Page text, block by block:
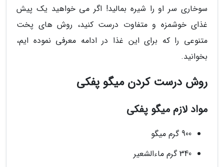
سوخاری سر او را شیره بمالید! اگر می خواهید یک پیش
غذای خوشمزه و متفاوت درست کنید، روش های پخت
متنوعی را که برای این غذا در ادامه معرفی نموده ایم،
بخوانید.
روش درست کردن میگو پفکی
مواد لازم میگو پفکی
900 گرم میگو
340 گرم ماءالشعیر